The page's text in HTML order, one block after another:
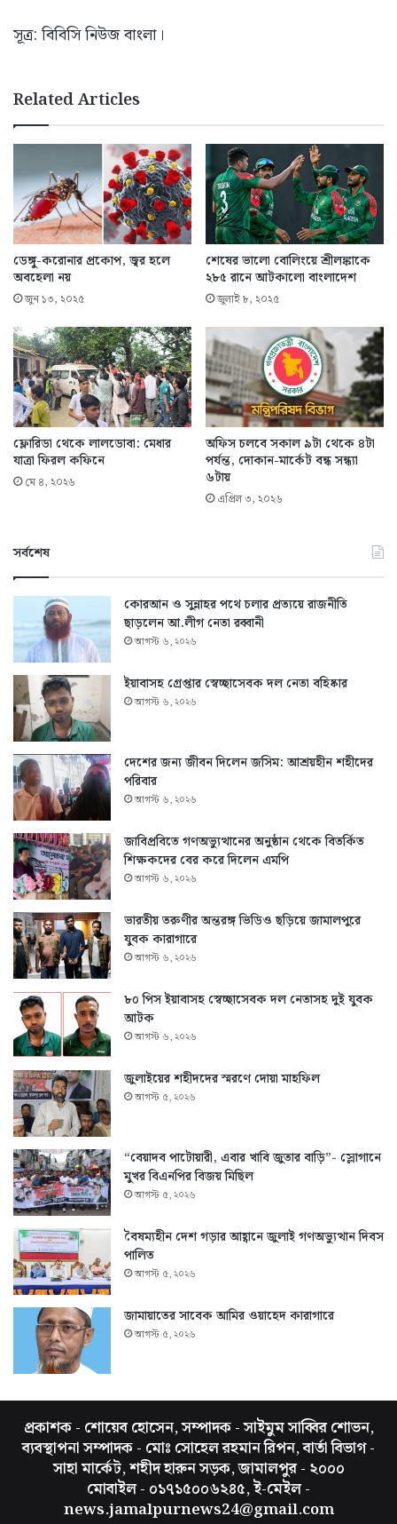
সূত্র: বিবিসি নিউজ বাংলা।
Related Articles
ডেঙ্গু-করোনার প্রকোপ, জ্বর হলে
অবহেলা নয়
জুন ১৩, ২০২৫
শেষের ভালো বোলিংয়ে শ্রীলঙ্কাকে
২৮৫ রানে আটকালো বাংলাদেশ
জুলাই ৮, ২০২৫
ফ্লোরিডা থেকে লালডোবা: মেধার
যাত্রা ফিরল কফিনে
মে ৪, ২০২৬
অফিস চলবে সকাল ৯টা থেকে ৪টা
পর্যন্ত, দোকান-মার্কেট বন্ধ সন্ধ্যা
৬টায়
এপ্রিল ৩, ২০২৬
সর্বশেষ
কোরআন ও সুন্নাহর পথে চলার প্রত্যয়ে রাজনীতি
ছাড়লেন আ.লীগ নেতা রব্বানী
আগস্ট ৬, ২০২৬
ইয়াবাসহ গ্রেপ্তার স্বেচ্ছাসেবক দল নেতা বহিষ্কার
আগস্ট ৬, ২০২৬
দেশের জন্য জীবন দিলেন জসিম: আশ্রয়হীন শহীদের
পরিবার
আগস্ট ৬, ২০২৬
জাবিপ্রবিতে গণঅভ্যুত্থানের অনুষ্ঠান থেকে বিতর্কিত
শিক্ষকদের বের করে দিলেন এমপি
আগস্ট ৬, ২০২৬
ভারতীয় তরুণীর অন্তরঙ্গ ভিডিও ছড়িয়ে জামালপুরে
যুবক কারাগারে
আগস্ট ৬, ২০২৬
৮০ পিস ইয়াবাসহ স্বেচ্ছাসেবক দল নেতাসহ দুই যুবক
আটক
আগস্ট ৬, ২০২৬
জুলাইয়ের শহীদদের স্মরণে দোয়া মাহফিল
আগস্ট ৫, ২০২৬
“বেয়াদব পাটোয়ারী, এবার খাবি জুতার বাড়ি”- স্লোগানে
মুখর বিএনপির বিজয় মিছিল
আগস্ট ৫, ২০২৬
বৈষম্যহীন দেশ গড়ার আহ্বানে জুলাই গণঅভ্যুত্থান দিবস
পালিত
আগস্ট ৫, ২০২৬
জামায়াতের সাবেক আমির ওয়াহেদ কারাগারে
আগস্ট ৫, ২০২৬
প্রকাশক - শোয়েব হোসেন, সম্পাদক - সাইমুম সাব্বির শোভন,
ব্যবস্থাপনা সম্পাদক - মোঃ সোহেল রহমান রিপন, বার্তা বিভাগ -
সাহা মার্কেট, শহীদ হারুন সড়ক, জামালপুর - ২০০০
মোবাইল - ০১৭১৫০০৬২৪৫, ই-মেইল -
news.jamalpurnews24@gmail.com